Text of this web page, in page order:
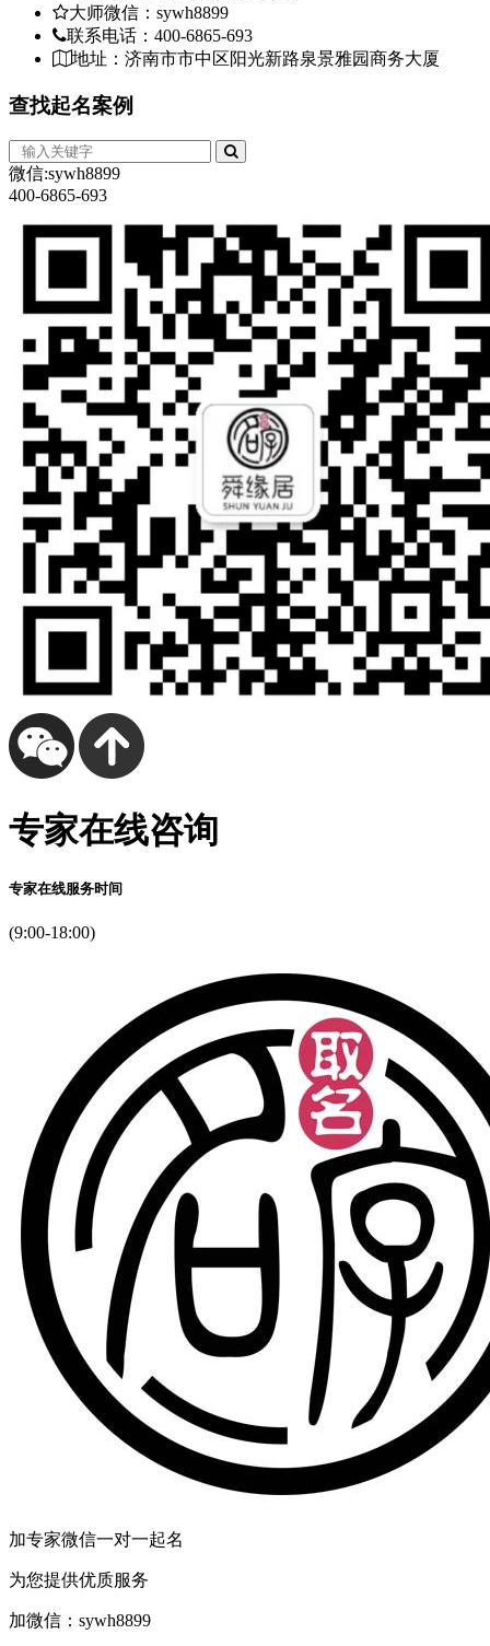
大师微信：sywh8899
联系电话：400-6865-693
地址：济南市市中区阳光新路泉景雅园商务大厦
查找起名案例
微信:sywh8899
400-6865-693
专家在线咨询
专家在线服务时间
(9:00-18:00)
加专家微信一对一起名
为您提供优质服务
加微信： sywh8899